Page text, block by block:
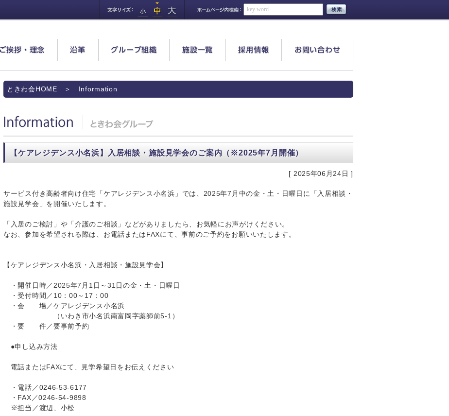
ご挨拶・理念 沿革 グループ組織 施設一覧 採用情報 お問い合わせ
ときわ会HOME ＞ Information
Information
【ケアレジデンス小名浜】入居相談・施設見学会のご案内（※2025年7月開催）
[ 2025年06月24日 ]
サービス付き高齢者向け住宅「ケアレジデンス小名浜」では、2025年7月中の金・土・日曜日に「入居相談・
施設見学会」を開催いたします。
「入居のご検討」や「介護のご相談」などがありましたら、お気軽にお声がけください。
なお、参加を希望される際は、お電話またはFAXにて、事前のご予約をお願いいたします。
【ケアレジデンス小名浜・入居相談・施設見学会】
・開催日時／2025年7月1日～31日の金・土・日曜日
・受付時間／10：00～17：00
・会 場／ケアレジデンス小名浜
（いわき市小名浜南富岡字薬師前5-1）
・要 件／要事前予約
●申し込み方法
電話またはFAXにて、見学希望日をお伝えください
・電話／0246‐53‐6177
・FAX／0246‐54‐9898
※担当／渡辺、小松